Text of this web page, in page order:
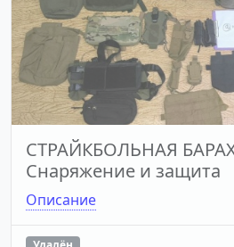
СТРАЙКБОЛЬНАЯ
Снаряжение и защита
Описание